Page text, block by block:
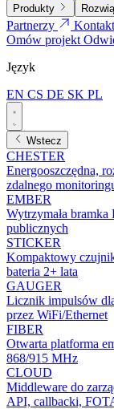
Produkty
Partnerzy
Omów projekt
Język
EN CS DE SK PL
Wstecz
CHESTER
Energooszczędna,
zdalnego
EMBER
Wytrzymała
publicznych
STICKER
Kompaktowy
bateria 2+ lata
GAUGER
Licznik impulsów
przez WiFi/Ethernet
FIBER
Otwarta platforma
868/915 MHz
CLOUD
Middleware do
API, callbacki,